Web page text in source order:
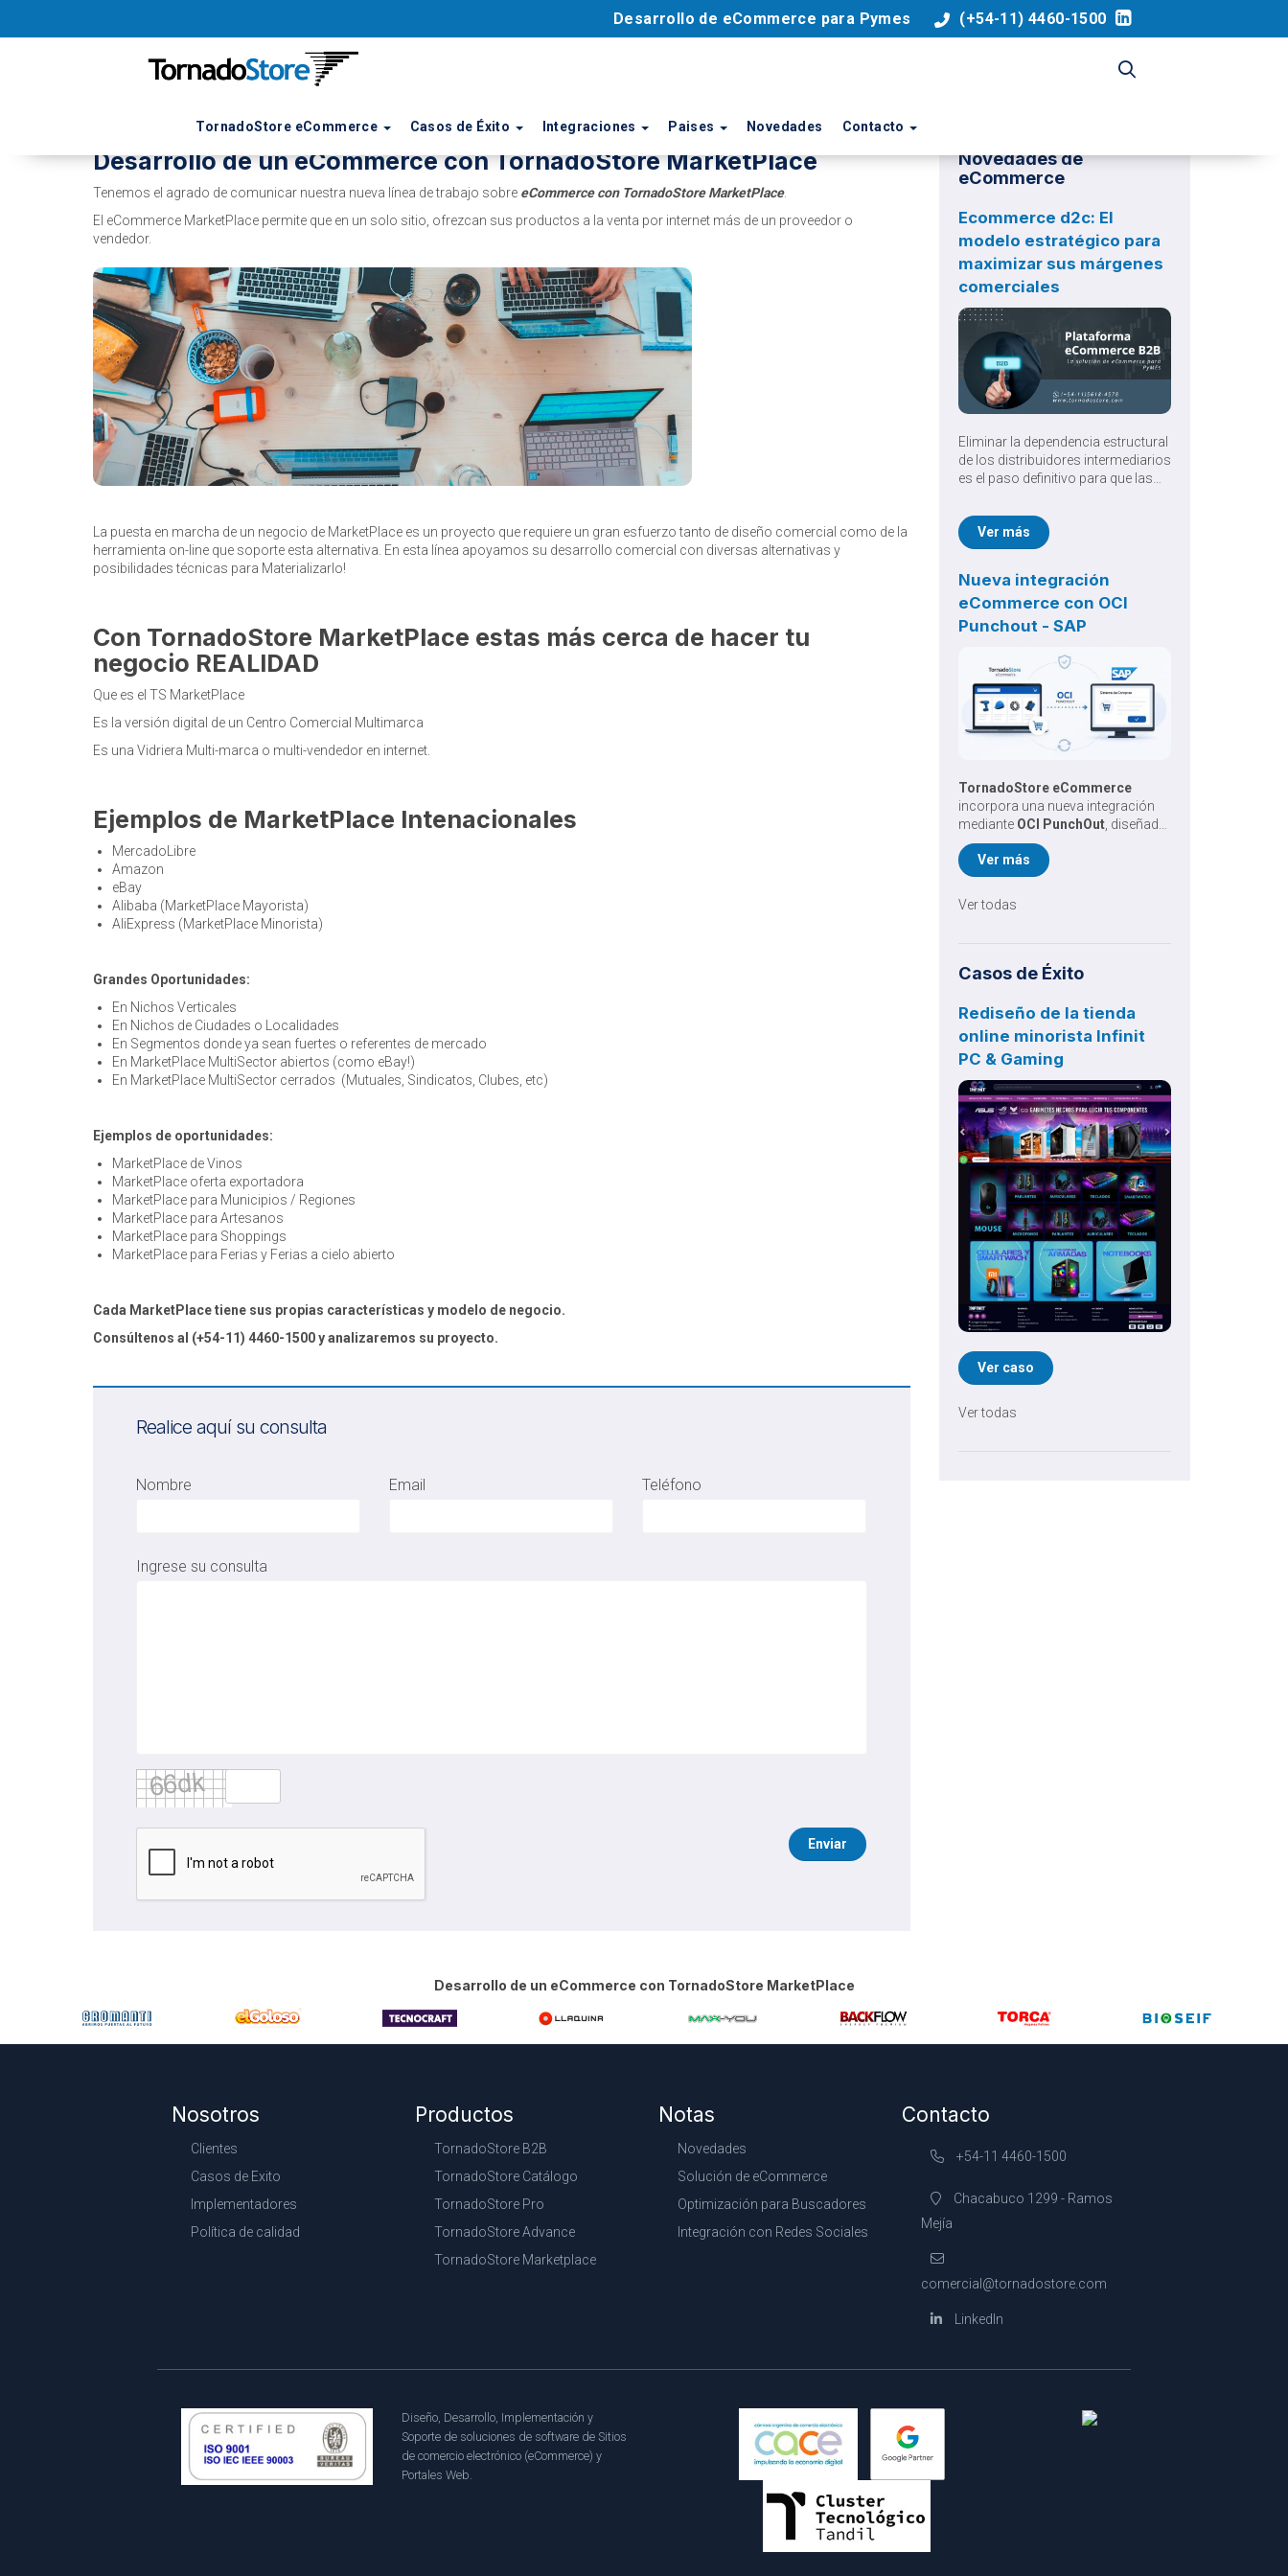
Desarrollo de eCommerce para Pymes (+54-11) 4460-1500
TornadoStore eCommerce Casos de Éxito Integraciones Paises Novedades Contacto
Desarrollo de un eCommerce con TornadoStore MarketPlace
Tenemos el agrado de comunicar nuestra nueva línea de trabajo sobre eCommerce con TornadoStore MarketPlace.
El eCommerce MarketPlace permite que en un solo sitio, ofrezcan sus productos a la venta por internet más de un proveedor o
vendedor.
La puesta en marcha de un negocio de MarketPlace es un proyecto que requiere un gran esfuerzo tanto de diseño comercial como de la
herramienta on-line que soporte esta alternativa. En esta línea apoyamos su desarrollo comercial con diversas alternativas y
posibilidades técnicas para Materializarlo!
Con TornadoStore MarketPlace estas más cerca de hacer tu
negocio REALIDAD
Que es el TS MarketPlace
Es la versión digital de un Centro Comercial Multimarca
Es una Vidriera Multi-marca o multi-vendedor en internet.
Ejemplos de MarketPlace Intenacionales
MercadoLibre
Amazon
eBay
Alibaba (MarketPlace Mayorista)
AliExpress (MarketPlace Minorista)
Grandes Oportunidades:
En Nichos Verticales
En Nichos de Ciudades o Localidades
En Segmentos donde ya sean fuertes o referentes de mercado
En MarketPlace MultiSector abiertos (como eBay!)
En MarketPlace MultiSector cerrados (Mutuales, Sindicatos, Clubes, etc)
Ejemplos de oportunidades:
MarketPlace de Vinos
MarketPlace oferta exportadora
MarketPlace para Municipios / Regiones
MarketPlace para Artesanos
MarketPlace para Shoppings
MarketPlace para Ferias y Ferias a cielo abierto
Cada MarketPlace tiene sus propias características y modelo de negocio.
Consúltenos al (+54-11) 4460-1500 y analizaremos su proyecto.
Realice aquí su consulta
Nombre Email Teléfono
Ingrese su consulta
Enviar
Novedades de
eCommerce
Ecommerce d2c: El
modelo estratégico para
maximizar sus márgenes
comerciales
Eliminar la dependencia estructural
de los distribuidores intermediarios
es el paso definitivo para que las
su rentabilidad. Implementar un
Ecommerce d2c dejó de ser una
simple alternativa digital para
expansión comercial
absolutamente indispensable en el
ecosistema actual.
Ver más
Nueva integración
eCommerce con OCI
Punchout - SAP
TornadoStore eCommerce
incorpora una nueva integración
mediante OCI PunchOut, diseñada
para simplificar y automatizar los
procesos de compra entre
proveedores y empresas que
utilizan SAP.
Ver más
Ver todas
Casos de Éxito
Rediseño de la tienda
online minorista Infinit
PC & Gaming
Ver caso
Ver todas
Desarrollo de un eCommerce con TornadoStore MarketPlace
Nosotros
Clientes
Casos de Exito
Implementadores
Política de calidad
Productos
TornadoStore B2B
TornadoStore Catálogo
TornadoStore Pro
TornadoStore Advance
TornadoStore Marketplace
Notas
Novedades
Solución de eCommerce
Optimización para Buscadores
Integración con Redes Sociales
Contacto
+54-11 4460-1500
Chacabuco 1299 - Ramos
Mejía
comercial@tornadostore.com
LinkedIn
Diseño, Desarrollo, Implementación y
Soporte de soluciones de software de Sitios
de comercio electrónico (eCommerce) y
Portales Web.